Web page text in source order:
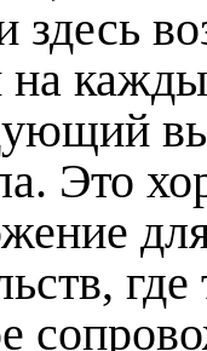
здесь
на
Это
где